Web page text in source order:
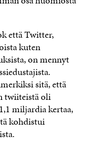
että Twitter,
kuten
on mennyt
sitä, että
twiiteistä oli
miljardia kertaa,
kohdistui